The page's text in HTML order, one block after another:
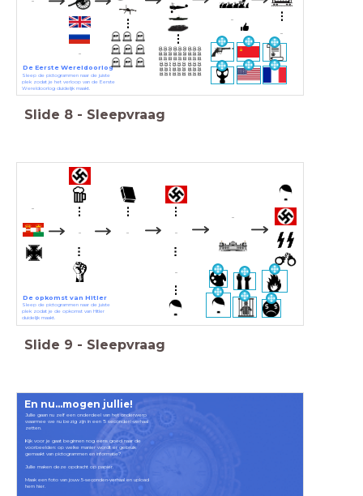
De Eerste Wereldoorlog
Sleep de pictogrammen naar de juiste
plek zodat je het verloop van de Eerste
Wereldoorlog duidelijk maakt.
Slide 8 - Sleepvraag
De opkomst van Hitler
Sleep de pictogrammen naar de juiste
plek zodat je de opkomst van Hitler
duidelijk maakt.
Slide 9 - Sleepvraag
En nu...mogen jullie!
Jullie gaan nu zelf een onderdeel van het onderwerp
waarmee we nu bezig zijn in een '5 seconden'-verhaal
zetten.
Kijk voor je gaat beginnen nog eens goed naar de
voorbeelden: op welke manier wordt er gebruik
gemaakt van pictogrammen en informatie?
Jullie maken deze opdracht op papier.
Maak een foto van jouw 5-seconden-verhaal en upload
hem hier.